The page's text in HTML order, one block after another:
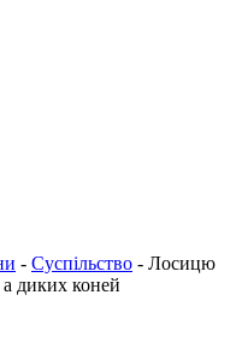
- Суспільство - Лосицю
диких коней